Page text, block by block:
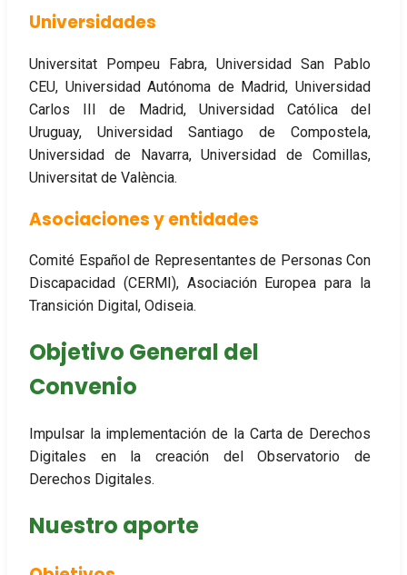
Universidades
Universitat Pompeu Fabra, Universidad San Pablo
CEU, Universidad Autónoma de Madrid, Universidad
Carlos III de Madrid, Universidad Católica del
Uruguay, Universidad Santiago de Compostela,
Universidad de Navarra, Universidad de Comillas,
Universitat de València.
Asociaciones y entidades
Comité Español de Representantes de Personas Con
Discapacidad (CERMI), Asociación Europea para la
Transición Digital, Odiseia.
Objetivo General del
Convenio
Impulsar la implementación de la Carta de Derechos
Digitales en la creación del Observatorio de
Derechos Digitales.
Nuestro aporte